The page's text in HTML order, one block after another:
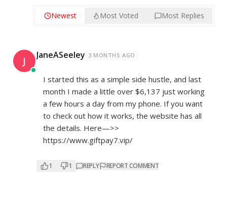
Newest Most Voted Most Replies
J JaneASeeley 3 MONTHS AGO
I started this as a simple side hustle, and last
month I made a little over $6,137 just working
a few hours a day from my phone. If you want
to check out how it works, the website has all
the details. Here—>>
https://www.giftpay7.vip/
1 1 REPLY REPORT COMMENT